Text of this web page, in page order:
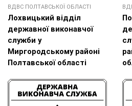
ВДВС ПОЛТАВСЬКОЇ ОБЛАСТІ
Лохвицький відділ
державної виконавчої
служби у
Миргородському районі
Полтавської області